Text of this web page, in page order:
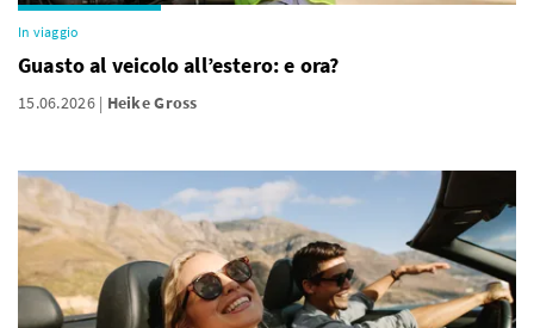
In viaggio
Guasto al veicolo all’estero: e ora?
15.06.2026 Heike Gross